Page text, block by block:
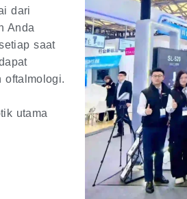
dari
Anda
saat
oftalmologi.
utama